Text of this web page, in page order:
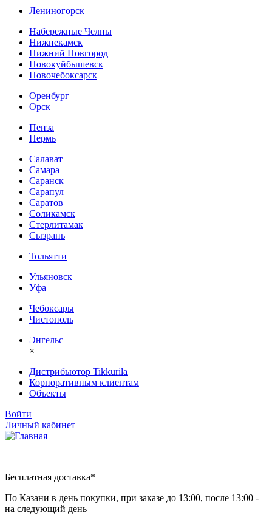
Лениногорск
Набережные Челны
Нижнекамск
Нижний Новгород
Новокуйбышевск
Новочебоксарск
Оренбург
Орск
Пенза
Пермь
Салават
Самара
Саранск
Сарапул
Саратов
Соликамск
Стерлитамак
Сызрань
Тольятти
Ульяновск
Уфа
Чебоксары
Чистополь
Энгельс
×
Дистрибьютор Tikkurila
Корпоративным клиентам
Объекты
Войти
Личный кабинет
Бесплатная доставка*
По Казани в день покупки, при заказе до 13:00, после 13:00 -
на следующий день